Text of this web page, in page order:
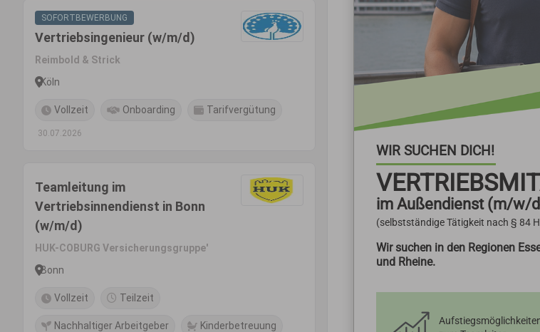
SOFORTBEWERBUNG
Vertriebsingenieur (w/m/d)
Reimbold & Strick
Köln
Vollzeit Onboarding Tarifvergütung
30.07.2026
Teamleitung im
Vertriebsinnendienst in Bonn
(w/m/d)
HUK-COBURG Versicherungsgruppe'
Bonn
Vollzeit Teilzeit
Nachhaltiger Arbeitgeber Kinderbetreuung